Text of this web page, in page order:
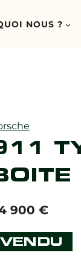
NOUS ?
900 €
VENDU